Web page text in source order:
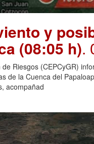
y
(08:05 h).
Riesgos (CEPCyGR)
de la Cuenca del
acompañad